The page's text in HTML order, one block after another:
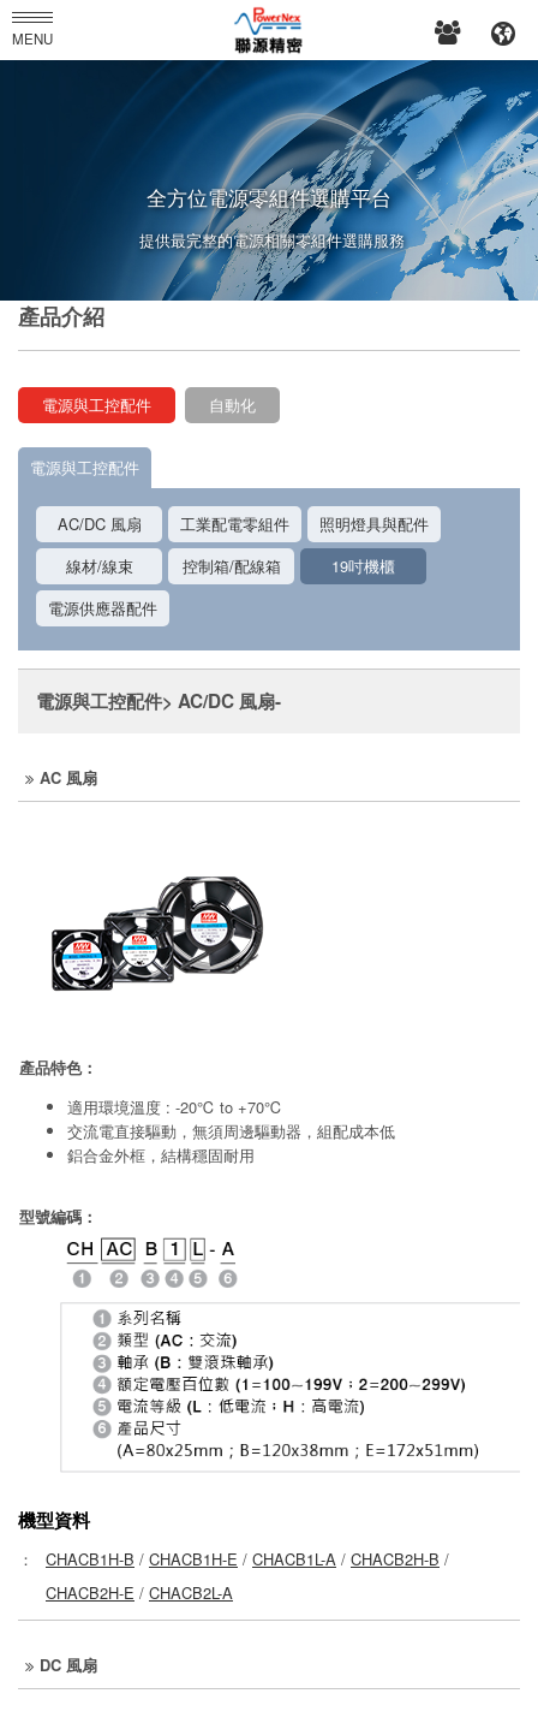
PowerNex
Enterprises
Co.,
Ltd.
MENU
全方位電源零組件選購平台
提供最完整的電源相關零組件選購服務
產品介紹
電源與工控配件 自動化
電源與工控配件
AC/DC 風扇 工業配電零組件
照明燈具與配件
線材/線束
控制箱/配線箱
19吋機櫃
電源供應器配件
電源與工控配件> AC/DC 風扇-
AC 風扇
產品特色：
適用環境溫度 : -20℃ to +70℃
交流電直接驅動，無須周邊驅動器，組配成本低
鋁合金外框，結構穩固耐用
型號編碼：
機型資料
： CHACB1H-B / CHACB1H-E / CHACB1L-A / CHACB2H-B /
CHACB2H-E / CHACB2L-A
DC 風扇